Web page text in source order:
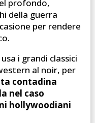
profondo,
della guerra
per rendere
i grandi classici
al noir, per
contadina
nel caso
hollywoodiani